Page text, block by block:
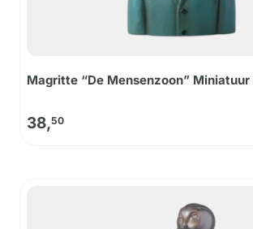
Magritte “De Mensenzoon” Miniatuur
38,50